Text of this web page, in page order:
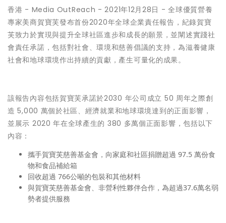
香港 - Media OutReach - 2021年12月28日 - 全球優質營養
專家美商賀寶芙發布首份2020年全球企業責任報告 ，紀錄賀寶
芙致力於實現與提升全球社區進步和成長的願景，並闡述實踐社
會責任承諾，包括對社會、環境和慈善倡議的支持，為滋養健康
社會和地球環境作出持續的貢獻，產生可量化的成果。
該報告內容包括賀寶芙承諾於2030 年公司成立 50 周年之際創
造 5,000 萬個於社區、經濟就業和地球環境達到的正面影響，
並展示 2020 年在全球產生的 380 多萬個正面影響，包括以下
內容：
攜手賀寶芙慈善基金會，向家庭和社區捐贈超過 97.5 萬份食
物和食品補給箱
回收超過 766公噸的包裝和其他材料
與賀寶芙慈善基金會、非營利性夥伴合作，為超過37.6萬名弱
勢者提供服務